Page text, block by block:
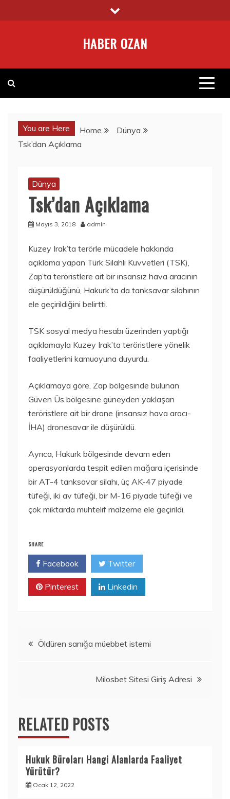
to
HABER OZAN
You are Here Home
Dünya
Tsk’dan Açıklama
Dünya
Tsk’dan Açıklama
Mayıs 3, 2018 admin
Kuzey Irak’ta terörle mücadele hakkında
açıklama yapan Türk Silahlı Kuvvetleri (TSK),
Zap’ta teröristlere ait bir insansız hava aracının
düşürüldüğünü, Hakurk’ta da tanksavar silahının
ele geçirildiğini belirtti.
TSK sosyal medya hesabı üzerinden yaptığı
açıklamayla Kuzey Irak’ta teröristlere yönelik
faaliyetlerini kamuoyuna duyurdu.
Açıklamaya göre, Zap bölgesinde bulunan
Güven Üs bölgesine güneyden yaklaşan
teröristlere ait bir drone (insansız hava aracı-
İHA) dronesavar ile düşürüldü.
Ayrıca, Hakurk bölgesinde devam eden
operasyonlarda tespit edilen mağara içerisinde
bir AT-4 tanksavar silahı, üç AK-47 piyade
tüfeği, iki av tüfeği, bir M-16 piyade tüfeği ve
çok miktarda muhtelif malzeme ele geçirildi.
SHARE
Facebook Twitter
Pinterest Linkedin
YazıÖldüren sanığa müebbet istemi
Milosbet Sitesi Giriş Adresi
RELATED POSTS
Hukuk Büroları Hangi Alanlarda Faaliyet
Yürütür?
Ocak 12, 2022